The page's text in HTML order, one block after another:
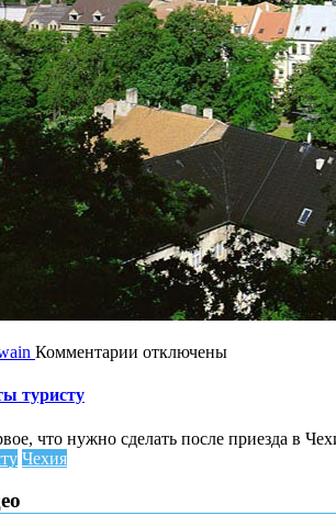
Комментарии котключены
туристу
что нужно сделать после приезда в
Чехия